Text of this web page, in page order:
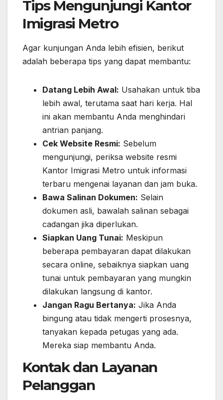
Tips Mengunjungi Kantor
Imigrasi Metro
Agar kunjungan Anda lebih efisien, berikut
adalah beberapa tips yang dapat membantu:
Datang Lebih Awal: Usahakan untuk tiba
lebih awal, terutama saat hari kerja. Hal
ini akan membantu Anda menghindari
antrian panjang.
Cek Website Resmi: Sebelum
mengunjungi, periksa website resmi
Kantor Imigrasi Metro untuk informasi
terbaru mengenai layanan dan jam buka.
Bawa Salinan Dokumen: Selain
dokumen asli, bawalah salinan sebagai
cadangan jika diperlukan.
Siapkan Uang Tunai: Meskipun
beberapa pembayaran dapat dilakukan
secara online, sebaiknya siapkan uang
tunai untuk pembayaran yang mungkin
dilakukan langsung di kantor.
Jangan Ragu Bertanya: Jika Anda
bingung atau tidak mengerti prosesnya,
tanyakan kepada petugas yang ada.
Mereka siap membantu Anda.
Kontak dan Layanan
Pelanggan